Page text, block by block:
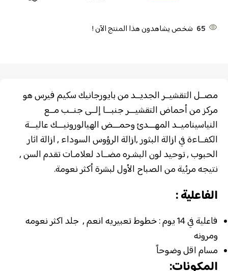
65 شخص يشاهدون هذا المنتج الآن !
مصــل التقشيــر الجديــد من بايورجانيك سكيم فيرس هو
مركز من أحماض التقشيـــر جنبـــا إلــى جنــب مــع
النياسيناميــد المهـــدئوحمـــض الهيالورونيـــك عاليـــة
الكفــاءة في ازالة البثور ,ازالة الرؤوس السوداء , ازالة اثار
الحبوب , توحيد لون البشـرهمضــاد لعلامـات تقدم السن ,
نتيجه مرئية من الصباح الأوللبشرة أكثر نعومة.
الفاعلية :
فاعلية في 14 يوم : خطوط تعبيريه انعم , جلد اكثر نعومه
ومرونه
مسام اقل وضوحاً